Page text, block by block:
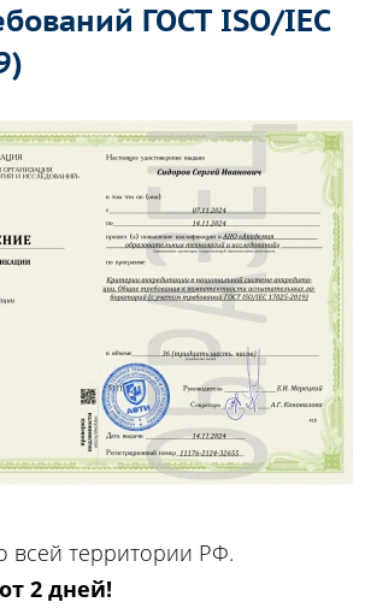
ГОСТ ISO/IEC
всей территории РФ.
2 дней!